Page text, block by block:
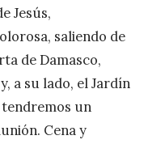
Jesús,
saliendo de
de Damasco,
a su lado, el Jardín
tendremos un
Cena y